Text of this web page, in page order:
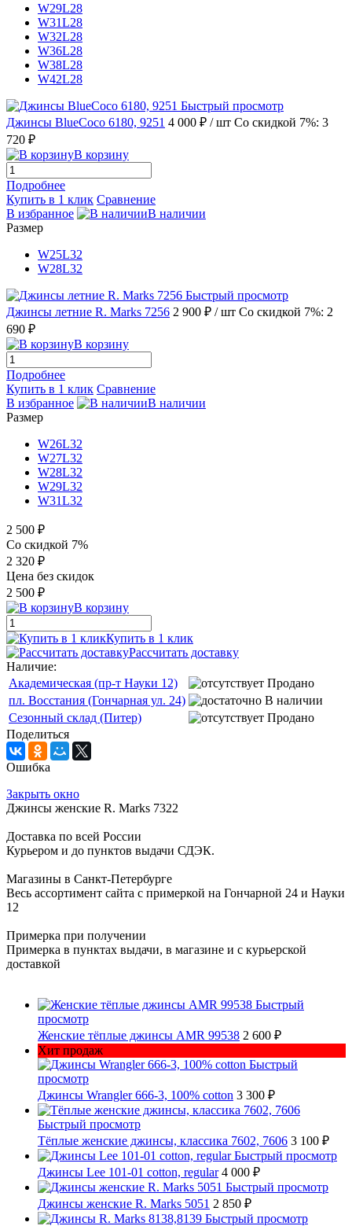
W29L28
W31L28
W32L28
W36L28
W38L28
W42L28
Быстрый просмотр
Джинсы BlueCoco 6180, 9251 4 000 ₽ / шт Со скидкой 7%: 3
720 ₽
В корзину
Подробнее
Купить в 1 клик Сравнение
В избранное
В наличии
Размер
W25L32
W28L32
Быстрый просмотр
Джинсы летние R. Marks 7256 2 900 ₽ / шт Со скидкой 7%: 2
690 ₽
В корзину
Подробнее
Купить в 1 клик Сравнение
В избранное
В наличии
Размер
W26L32
W27L32
W28L32
W29L32
W31L32
2 500 ₽
Со скидкой 7%
2 320 ₽
Цена без скидок
2 500 ₽
В корзину
Купить в 1 клик
Рассчитать доставку
Наличие:
Академическая (пр-т Науки 12)
Продано
пл. Восстания (Гончарная ул. 24)
В наличии
Сезонный склад (Питер)
Продано
Поделиться
Ошибка
Закрыть окно
Джинсы женские R. Marks 7322
Доставка по всей России
Курьером и до пунктов выдачи СДЭК.
Магазины в Санкт-Петербурге
Весь ассортимент сайта с примеркой на Гончарной 24 и Науки
12
Примерка при получении
Примерка в пунктах выдачи, в магазине и с курьерской
доставкой
Быстрый
просмотр
Женские тёплые джинсы AMR 99538 2 600 ₽
Хит продаж
Быстрый
просмотр
Джинсы Wrangler 666-3, 100% cotton 3 300 ₽
Быстрый просмотр
Тёплые женские джинсы, классика 7602, 7606 3 100 ₽
Быстрый просмотр
Джинсы Lee 101-01 cotton, regular 4 000 ₽
Быстрый просмотр
Джинсы женские R. Marks 5051 2 850 ₽
Быстрый просмотр